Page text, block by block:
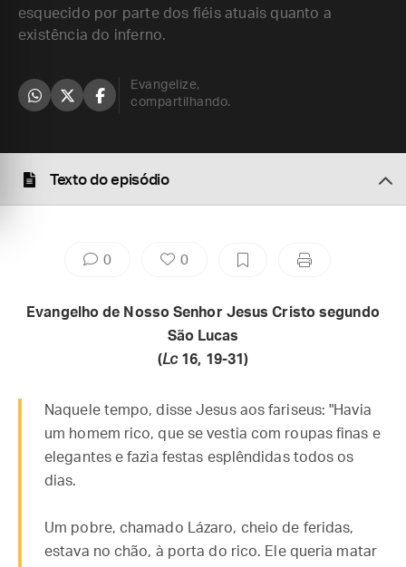
esquecido por parte dos fiéis atuais quanto a
existência do inferno.
Evangelize,
compartilhando.
Texto do episódio
0 0
Evangelho de Nosso Senhor Jesus Cristo segundo
São Lucas
(Lc16, 19-31)
Naquele tempo, disse Jesus aos fariseus: "Havia
um homem rico, que se vestia com roupas finas e
elegantes e fazia festas esplêndidas todos os
dias.
Um pobre, chamado Lázaro, cheio de feridas,
estava no chão, à porta do rico. Ele queria matar